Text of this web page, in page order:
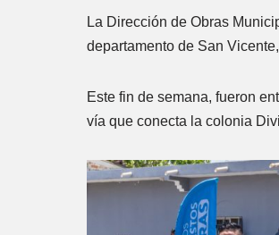
La Dirección de Obras
departamento de San
Este fin de semana, fueron
vía que conecta la colonia